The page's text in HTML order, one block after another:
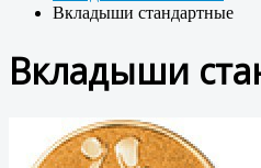
Вкладыши стандартные
Вкладыши